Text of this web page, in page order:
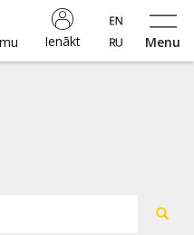
Menu
Ienākt